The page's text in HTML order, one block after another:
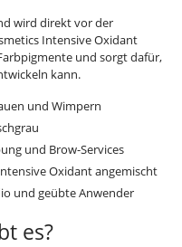
wird direkt vor der
Intensive Oxidant
und sorgt dafür,
kann.
und Wimpern
und Brow-Services
Oxidant angemischt
und geübte Anwender
es?